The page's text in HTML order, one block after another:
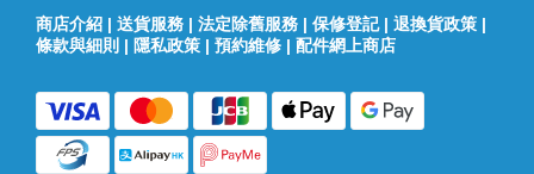
商店介紹 | 送貨服務 | 法定除舊服務 | 保修登記| 退換貨政策 |
條款與細則 | 隱私政策 | 預約維修 | 配件網上商店